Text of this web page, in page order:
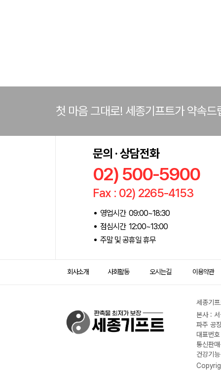
첫 마음 그대로! 세종기프트가 약속드
문의 · 상담전화
02) 500-5900
Fax : 02) 2265-4153
영업시간 09:00~18:30
점심시간 12:00~13:00
주말 및 공휴일 휴무
회사소개 사회활동 오시는길 이용약관
세종기
본사 :
파주 공
대표번
통신판
건강기